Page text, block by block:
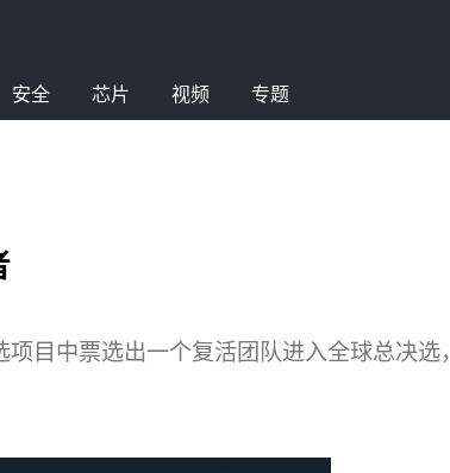
安全 芯片 视频 专题
目中票选出一个复活团队进入全球总决选，